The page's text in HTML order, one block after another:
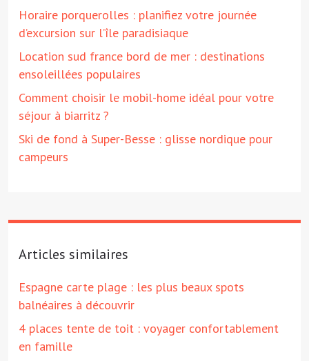
Horaire porquerolles : planifiez votre journée
d’excursion sur l’île paradisiaque
Location sud france bord de mer : destinations
ensoleillées populaires
Comment choisir le mobil-home idéal pour votre
séjour à biarritz ?
Ski de fond à Super-Besse : glisse nordique pour
campeurs
Articles similaires
Espagne carte plage : les plus beaux spots
balnéaires à découvrir
4 places tente de toit : voyager confortablement
en famille